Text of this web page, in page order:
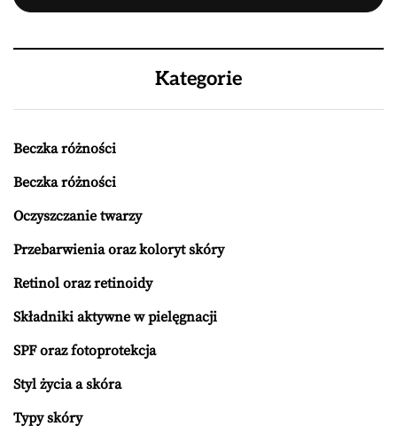
Kategorie
Beczka różności
Beczka różności
Oczyszczanie twarzy
Przebarwienia oraz koloryt skóry
Retinol oraz retinoidy
Składniki aktywne w pielęgnacji
SPF oraz fotoprotekcja
Styl życia a skóra
Typy skóry